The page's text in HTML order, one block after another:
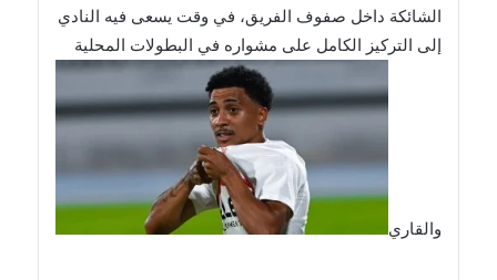
الشائكة داخل صفوف الفريق، في وقت يسعى فيه النادي
إلى التركيز الكامل على مشواره في البطولات المحلية
والقاري